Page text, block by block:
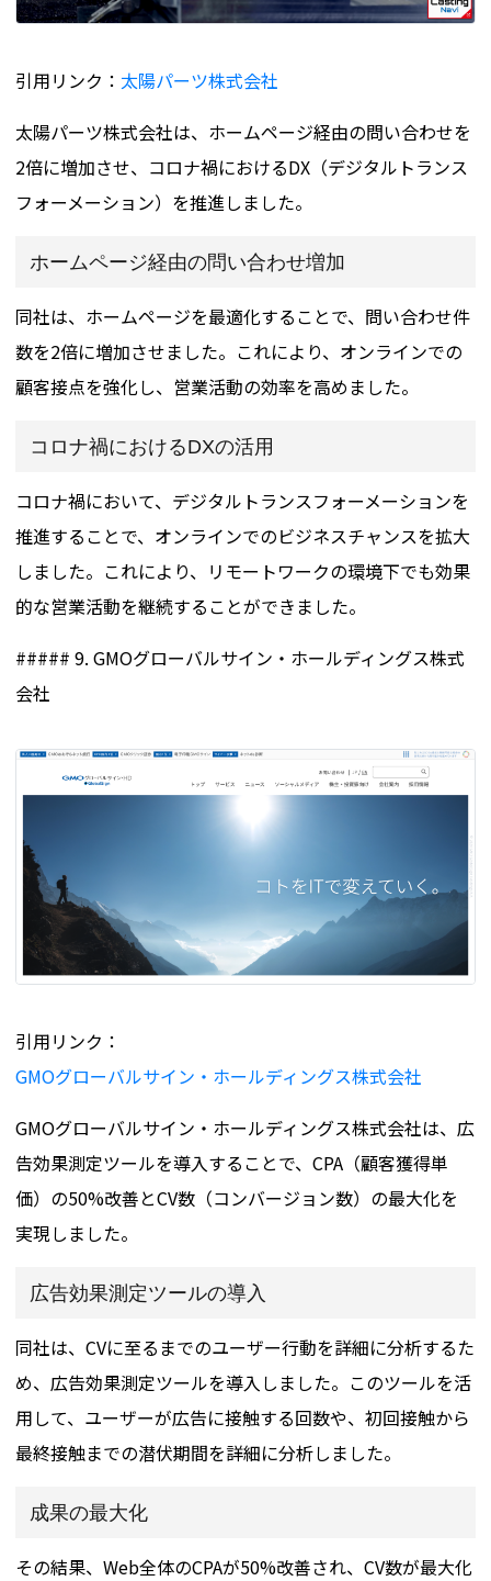
引用リンク： 太陽パーツ株式会社
太陽パーツ株式会社は、ホームページ経由の問い合わせを
2倍に増加させ、コロナ禍におけるDX（デジタルトランス
フォーメーション）を推進しました。
ホームページ経由の問い合わせ増加
同社は、ホームページを最適化することで、問い合わせ件
数を2倍に増加させました。これにより、オンラインでの
顧客接点を強化し、営業活動の効率を高めました。
コロナ禍におけるDXの活用
コロナ禍において、デジタルトランスフォーメーションを
推進することで、オンラインでのビジネスチャンスを拡大
しました。これにより、リモートワークの環境下でも効果
的な営業活動を継続することができました。
##### 9. GMOグローバルサイン・ホールディングス株式
会社
引用リンク：
GMOグローバルサイン・ホールディングス株式会社
GMOグローバルサイン・ホールディングス株式会社は、広
告効果測定ツールを導入することで、CPA（顧客獲得単
価）の50%改善とCV数（コンバージョン数）の最大化を
実現しました​​。
広告効果測定ツールの導入
同社は、CVに至るまでのユーザー行動を詳細に分析するた
め、広告効果測定ツールを導入しました。このツールを活
用して、ユーザーが広告に接触する回数や、初回接触から
最終接触までの潜伏期間を詳細に分析しました。
成果の最大化
その結果、Web全体のCPAが50%改善され、CV数が最大化